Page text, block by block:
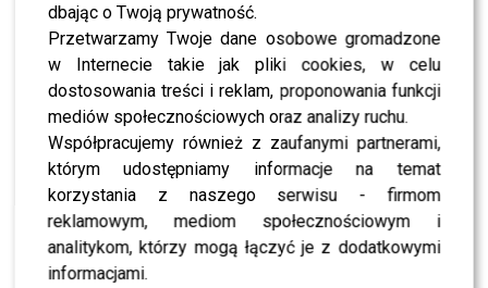
dbając o Twoją prywatność.
Przetwarzamy Twoje dane osobowe gromadzone
w Internecie takie jak pliki cookies, w celu
dostosowania treści i reklam, proponowania funkcji
mediów społecznościowych oraz analizy ruchu.
Współpracujemy również z zaufanymi partnerami,
którym udostępniamy informacje na temat
korzystania z naszego serwisu - firmom
reklamowym, mediom społecznościowym i
analitykom, którzy mogą łączyć je z dodatkowymi
informacjami.
Tuż po zaprzysiężeniu uwagę mediów przykuła
nietypowa decyzja nowego prezydentaKarola
Nawrockiegodotycząca miejsca zamieszkania. Zamiast
tradycyjnego Pałacu Prezydenckiego, który od lat
stanowi symbol władzy i prestiżu w Polsce, polityk wraz
z rodziną wybrał Belweder na swoją rezydencję. Ten
wybór zaskoczył nie tylko komentatorów politycznych,
ale i opinię publiczną, która przyzwyczajona jest do
tego, że każdy prezydent zamieszkuje właśnie w Pałacu.
Dlaczego więc nowy prezydent nie zdecydował się od
razu na tę reprezentacyjną siedzibę?